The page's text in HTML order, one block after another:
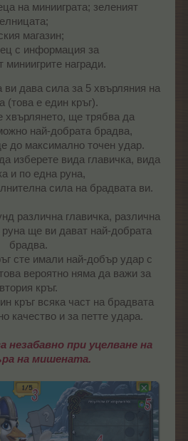
на минииграта; зеленият
магазин;
с информация за
миниигрите награди.
ви дава сила за 5 хвърляния на
(това е един кръг).
хвърлянето, ще трябва да
най-добрата брадва,
до максимално точен удар.
изберете вида главичка, вида
и по една руна,
сила на брадвата ви.
различна главичка, различна
ще ви дават най-добрата
брадва.
сте имали най-добър удар с
вероятно няма да важи за
втория кръг.
кръг всяка част на брадвата
качество и за петте удара.
незабавно при уцелване на
на мишената.